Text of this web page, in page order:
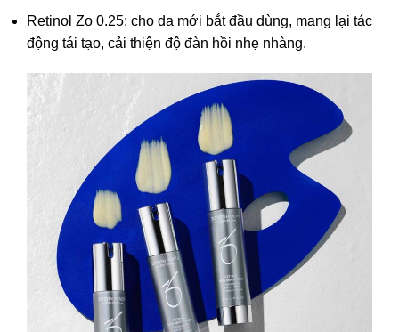
Retinol Zo 0.25: cho da mới bắt đầu dùng, mang lại tác
động tái tạo, cải thiện độ đàn hồi nhẹ nhàng.